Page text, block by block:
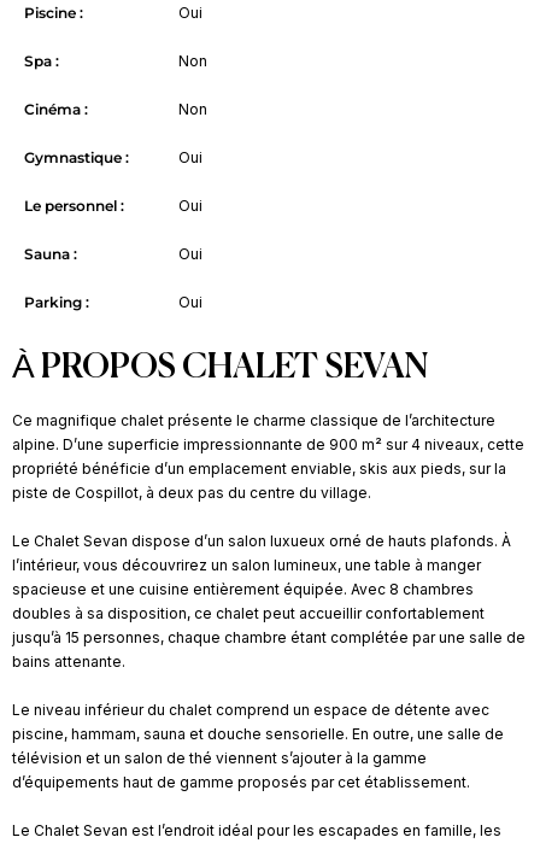
Piscine : Oui
Spa : Non
Cinéma : Non
Gymnastique : Oui
Le personnel : Oui
Sauna : Oui
Parking : Oui
À PROPOS CHALET SEVAN
Ce magnifique chalet présente le charme classique de l’architecture
alpine. D’une superficie impressionnante de 900 m² sur 4 niveaux, cette
propriété bénéficie d’un emplacement enviable, skis aux pieds, sur la
piste de Cospillot, à deux pas du centre du village.
Le Chalet Sevan dispose d’un salon luxueux orné de hauts plafonds. À
l’intérieur, vous découvrirez un salon lumineux, une table à manger
spacieuse et une cuisine entièrement équipée. Avec 8 chambres
doubles à sa disposition, ce chalet peut accueillir confortablement
jusqu’à 15 personnes, chaque chambre étant complétée par une salle de
bains attenante.
Le niveau inférieur du chalet comprend un espace de détente avec
piscine, hammam, sauna et douche sensorielle. En outre, une salle de
télévision et un salon de thé viennent s’ajouter à la gamme
d’équipements haut de gamme proposés par cet établissement.
Le Chalet Sevan est l’endroit idéal pour les escapades en famille, les